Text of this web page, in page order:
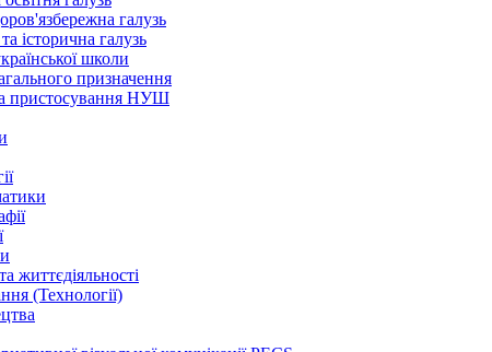
галузь
історична галузь
школи
призначення
пристосування НУШ
життєдіяльності
(Технології)